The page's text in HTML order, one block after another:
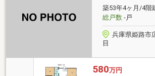
築53年4ヶ月/4階
総戸数-戸
兵庫県姫路市
目
580万円